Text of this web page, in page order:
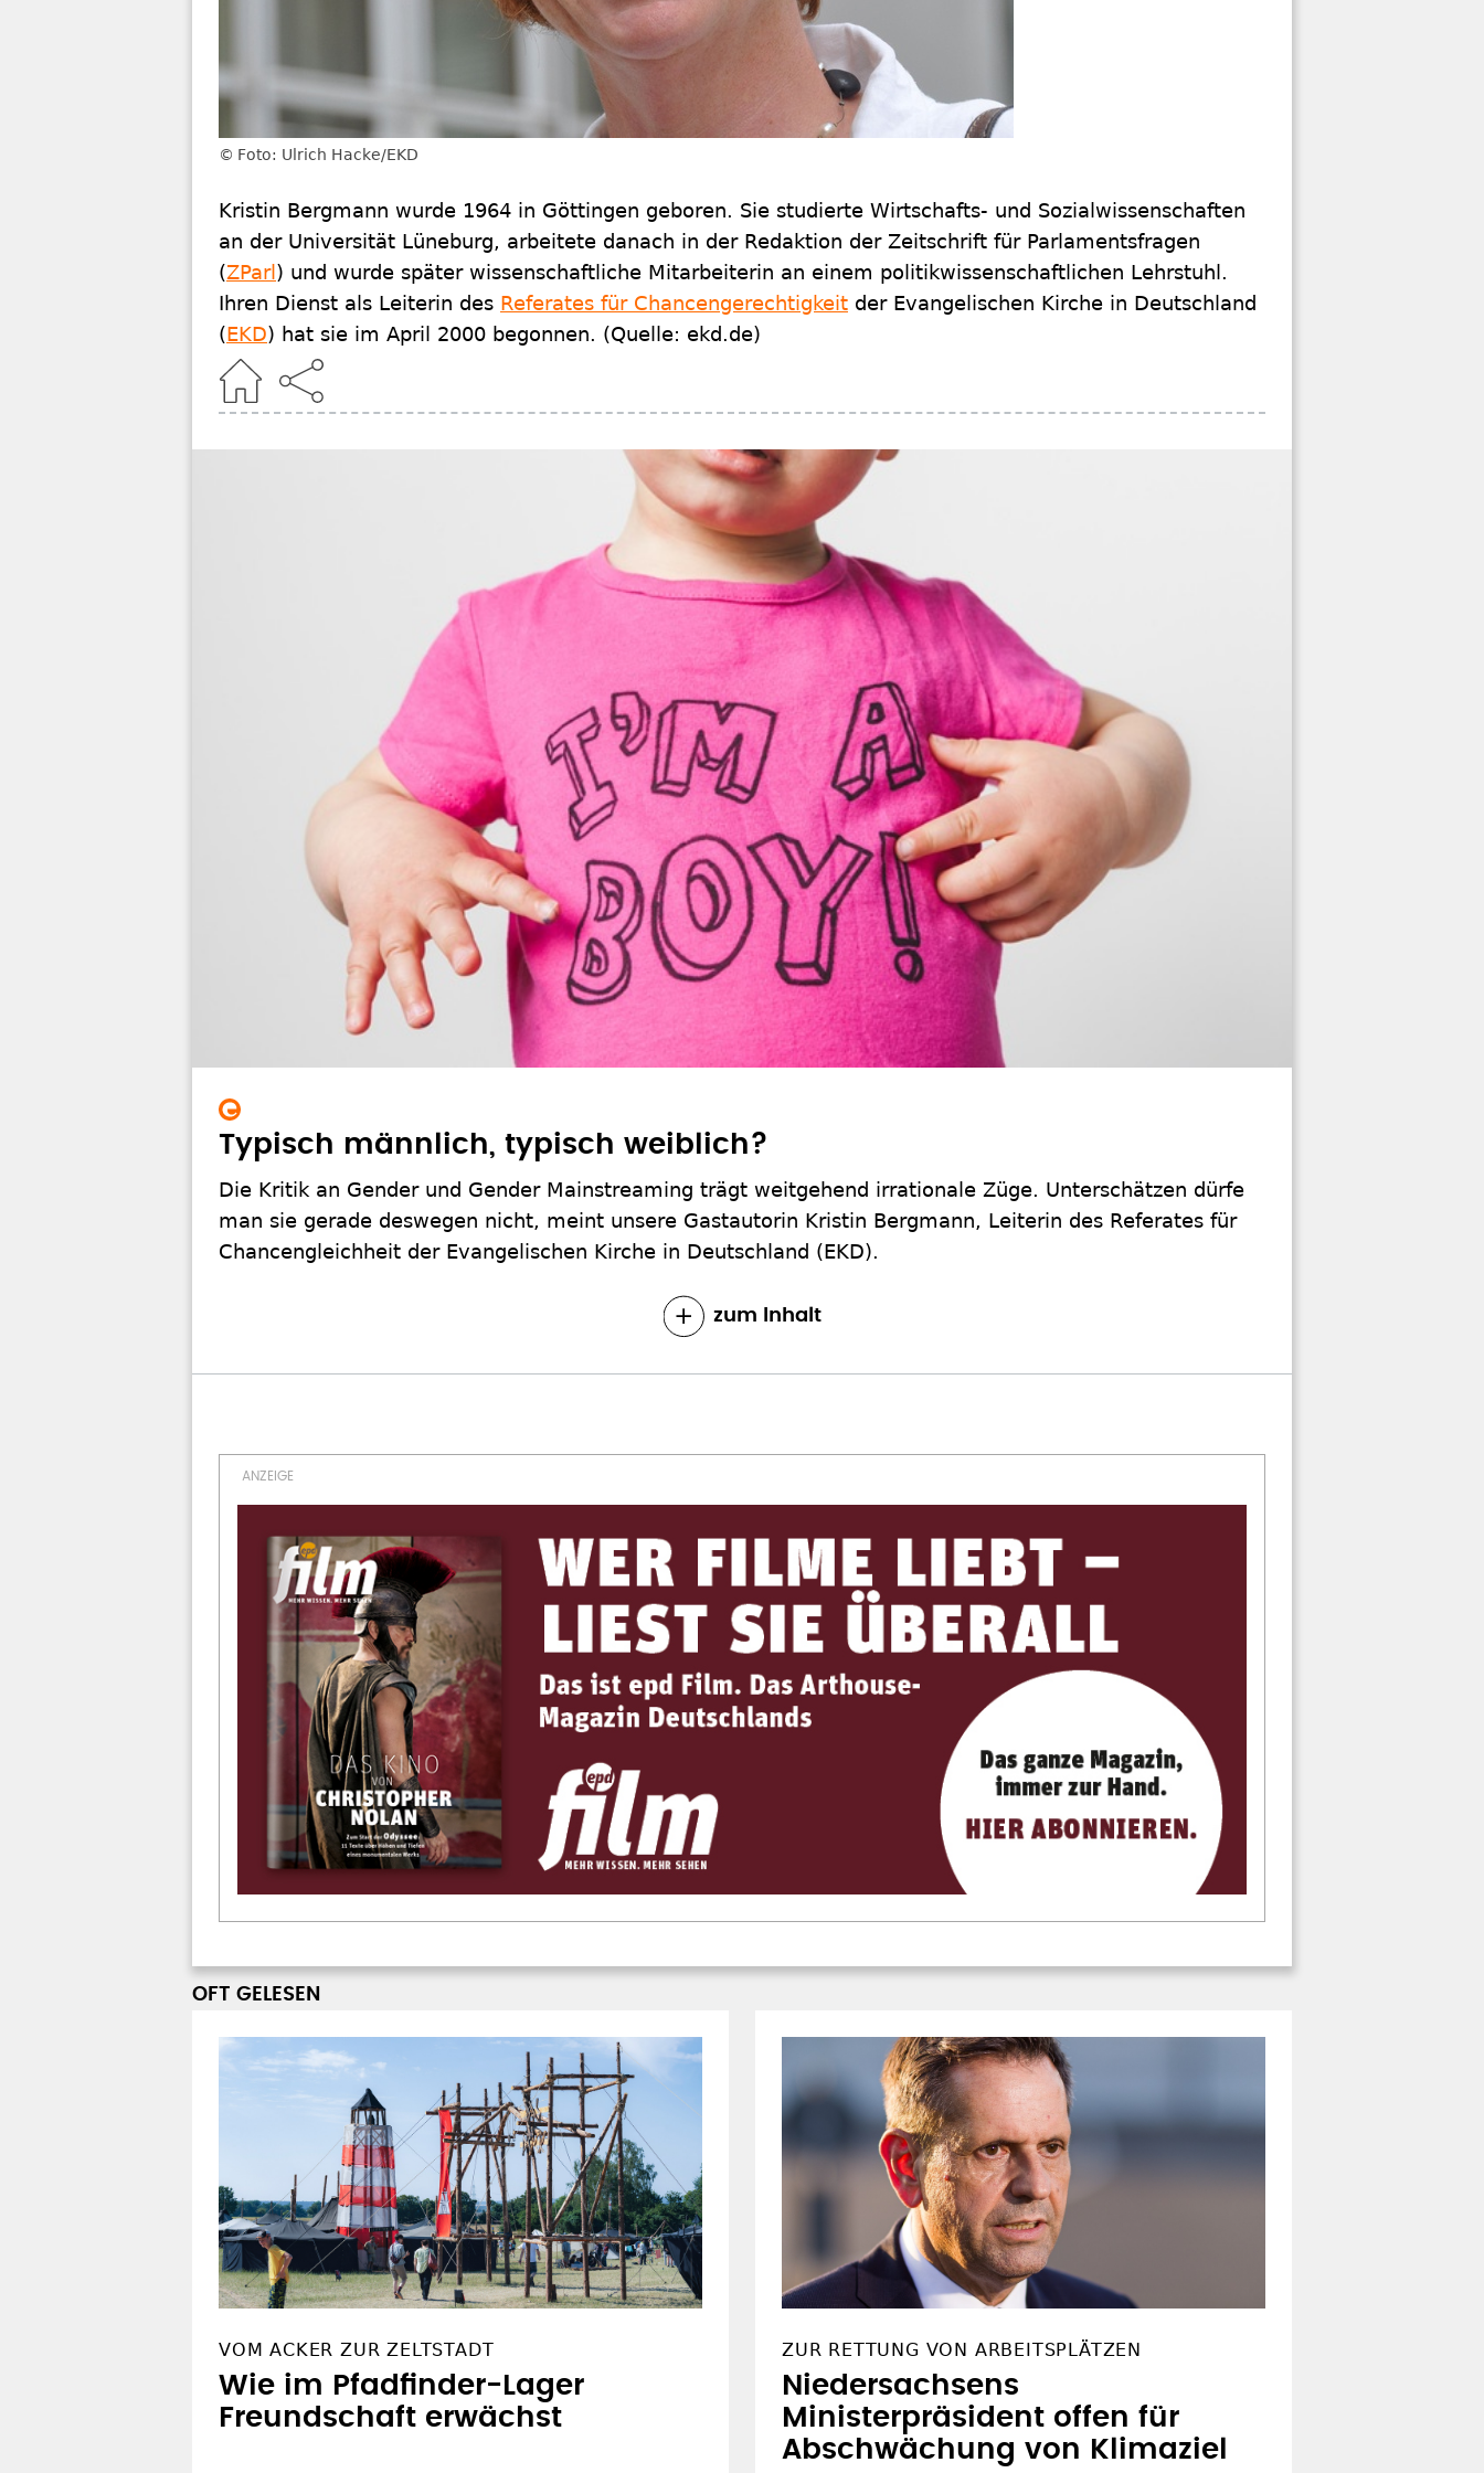
Foto: Ulrich Hacke/EKD
Kristin Bergmann wurde 1964 in Göttingen geboren. Sie studierte Wirtschafts- und Sozialwissenschaften
an der Universität Lüneburg, arbeitete danach in der Redaktion der Zeitschrift für Parlamentsfragen
(ZParl ) und wurde später wissenschaftliche Mitarbeiterin an einem politikwissenschaftlichen Lehrstuhl.
Ihren Dienst als Leiterin des Referates für Chancengerechtigkeit der Evangelischen Kirche in Deutschland
(EKD) hat sie im April 2000 begonnen. (Quelle: ekd.de)
Typisch männlich, typisch weiblich?
Die Kritik an Gender und Gender Mainstreaming trägt weitgehend irrationale Züge. Unterschätzen dürfe
man sie gerade deswegen nicht, meint unsere Gastautorin Kristin Bergmann, Leiterin des Referates für
Chancengleichheit der Evangelischen Kirche in Deutschland (EKD).
zum Inhalt
OFT GELESEN
VOM ACKER ZUR ZELTSTADT
Wie im Pfadfinder-Lager
Freundschaft erwächst
ZUR RETTUNG VON ARBEITSPLÄTZEN
Niedersachsens
Ministerpräsident offen für
Abschwächung von Klimaziel